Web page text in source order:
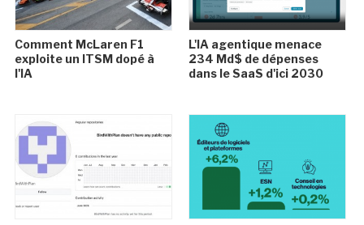
Comment McLaren F1
exploite un ITSM dopé à
l'IA
L'IA agentique menace
234 Md$ de dépenses
dans le SaaS d'ici 2030